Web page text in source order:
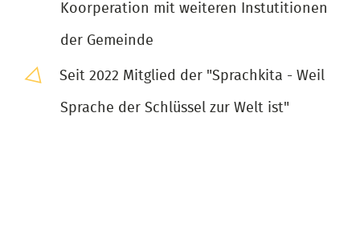
Koorperation mit weiteren Instutitionen
der Gemeinde
Seit 2022 Mitglied der "Sprachkita - Weil
Sprache der Schlüssel zur Welt ist"